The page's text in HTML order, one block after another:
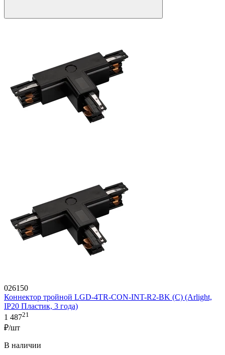
026150
Коннектор тройной LGD-4TR-CON-INT-R2-BK (C) (Arlight,
IP20 Пластик, 3 года)
1 48721
₽/шт
В наличии